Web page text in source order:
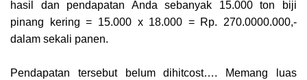
hasil dan pendapatan Anda sebanyak 15.000 ton biji
pinang kering = 15.000 x 18.000 = Rp. 270.0000.000,-
dalam sekali panen.
Pendapatan tersebut belum dihitcost…. Memang luas